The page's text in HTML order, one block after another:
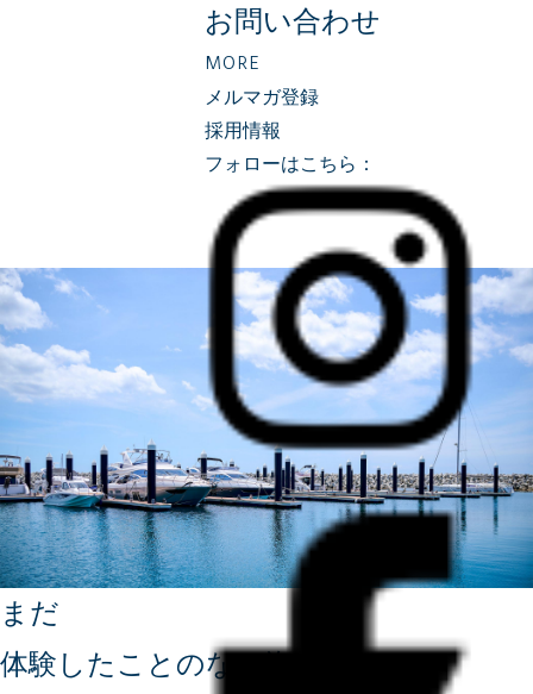
お問い合わせ
MORE
メルマガ登録
採用情報
フォローはこちら：
まだ
体験したことのない海へ